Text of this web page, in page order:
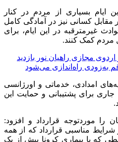
ایام بسیاری از مردم در کنار
مقابل کسانی نیز در آمادگی کامل
غیرمترقبه در این ایام، برای
کمک کنند.
اردوی مجازی راهیان نور بازدید
به‌زودی راه‌اندازی می‌شود
امدادی، خدماتی و اورژانسی
جاری برای پشتیبانی و حمایت این
موردتوجه قرارداد و افزود:
مناسبی قرارداد که از همه
که با بیماری کرونا بیش از یک